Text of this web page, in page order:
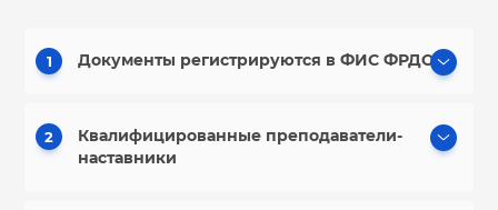
1 Документы регистрируются в ФИС ФРДО
2
Квалифицированные преподаватели-
наставники